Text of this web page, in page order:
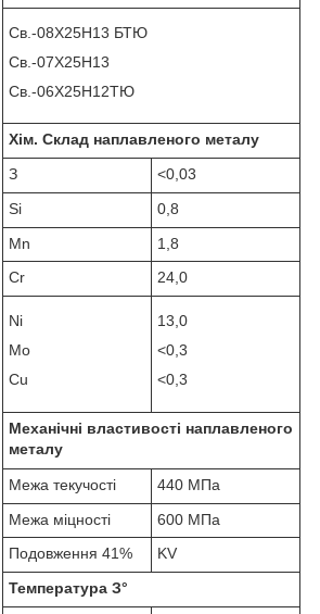
Св.-08Х25Н13 БТЮ
Св.-07Х25Н13
Св.-06Х25Н12ТЮ
Хім. Склад наплавленого металу
З
<0,03
Si
0,8
Mn
1,8
Cr
24,0
Ni
Mo
Cu
13,0
<0,3
<0,3
Механічні властивості наплавленого
металу
Межа текучості
440 МПа
Межа міцності
600 МПа
Подовження 41%
KV
Температура З°